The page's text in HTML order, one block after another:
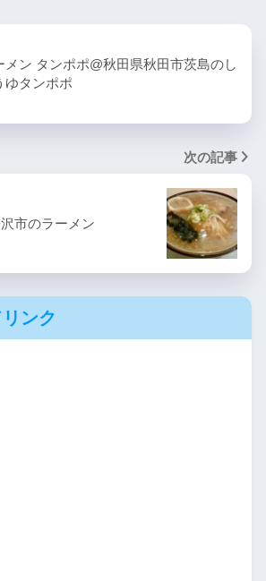
メン タンポポ@秋田県秋田市茨島のし
ゆタンポポ
次の記事
市のラーメン
ンク